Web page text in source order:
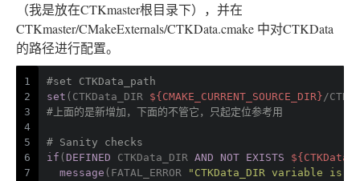
（我是放在CTKmaster根目录下），并在
CTKmaster/CMakeExternals/CTKData.cmake 中对CTKData
的路径进行配置。
1
2
3
4
5
6
7
#set CTKData_path
set (CTKData_DIR ${CMAKE_CURRENT_SOURCE_DIR} /
#上面的是新增加，下面的不管它，只起定位参考用
# Sanity checks
if ( DEFINED CTKData_DIR AND NOT EXISTS
message (FATAL_ERROR
"CTKData_DIR variable is